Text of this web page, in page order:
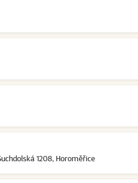
1208, Horoměřice